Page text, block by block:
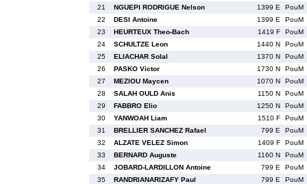
21
NGUEPI RODRIGUE Nelson 1399 E
PouM
22
DESI Antoine 1399 E
PouM
23
HEURTEUX Theo-Bach 1419 F
PouM
24
SCHULTZE Leon 1440 N
PouM
25
ELIACHAR Solal 1370 N
PouM
26
PASKO Victor 1730 N
PouM
27
MEZIOU Maycen 1070 N
PouM
28
SALAH OULD Anis 1150 N
PouM
29
FABBRO Elio 1250 N
PouM
30
YANWOAH Liam 1510 F
PouM
31
BRELLIER SANCHEZ Rafael 799 E
PouM
32
ALZATE VELEZ Simon 1409 F
PouM
33
BERNARD Auguste 1160 N
PouM
34
JOBARD-LARDILLON Antoine 799 E
PouM
35
RANDRIANARIZAFY Paul 799 E
PouM